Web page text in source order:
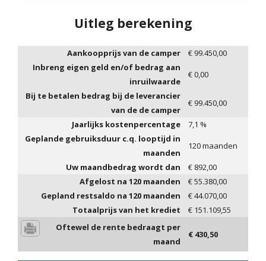
Uitleg berekening
Aankoopprijs van de camper € 99.450,00
Inbreng eigen geld en/of bedrag aan
inruilwaarde
€0,00
Bij te betalen bedrag bij de leverancier
van de de camper
€ 99.450,00
Jaarlijks kostenpercentage
7,1 %
Geplande gebruiksduur c.q. looptijd in
maanden
120maanden
Uw maandbedrag wordt dan
€ 892,00
Afgelost na 120 maanden €55.380,00
Gepland restsaldo na 120 maanden €44.070,00
Totaalprijs van het krediet
€ 151.109,55
Oftewel de rente bedraagt per
maand
€ 430,50